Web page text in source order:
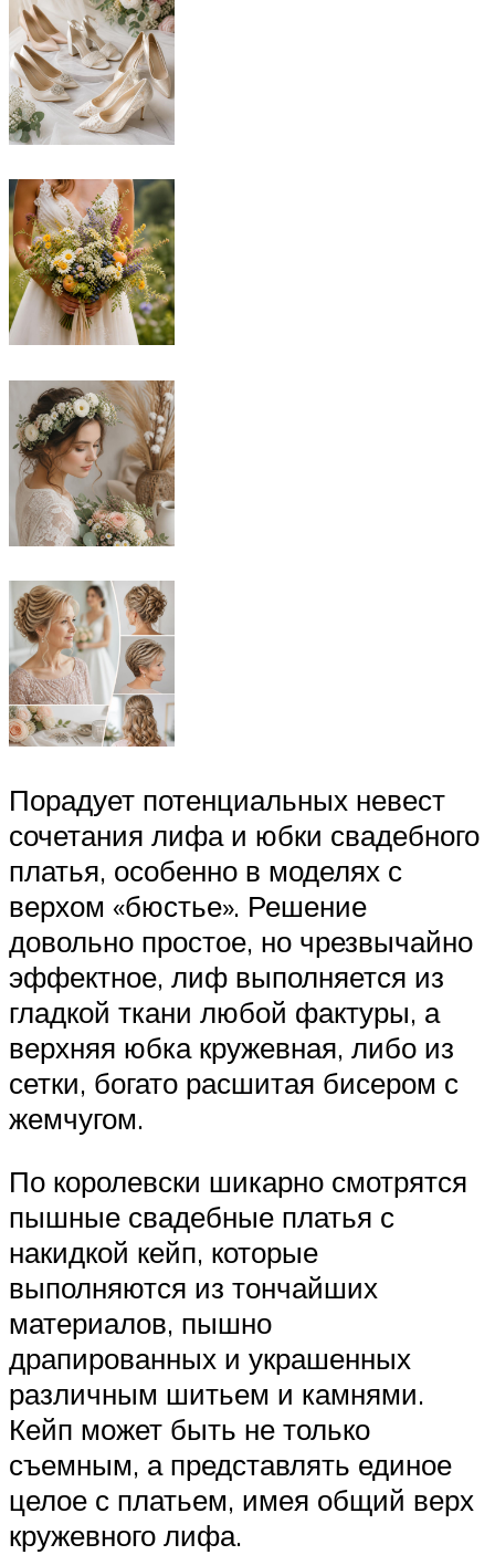
Порадует потенциальных невест
сочетания лифа и юбки свадебного
платья, особенно в моделях с
верхом «бюстье». Решение
довольно простое, но чрезвычайно
эффектное, лиф выполняется из
гладкой ткани любой фактуры, а
верхняя юбка кружевная, либо из
сетки, богато расшитая бисером с
жемчугом.
По королевски шикарно смотрятся
пышные свадебные платья с
накидкой кейп, которые
выполняются из тончайших
материалов, пышно
драпированных и украшенных
различным шитьем и камнями.
Кейп может быть не только
съемным, а представлять единое
целое с платьем, имея общий верх
кружевного лифа.